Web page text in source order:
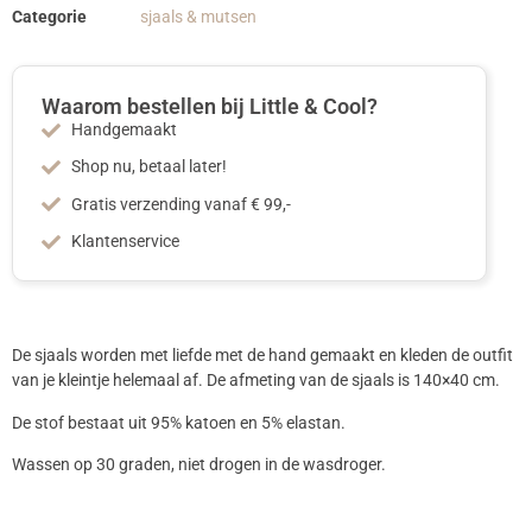
Categorie sjaals & mutsen
Waarom bestellen bij Little & Cool?
Handgemaakt
Shop nu, betaal later!
Gratis verzending vanaf € 99,-
Klantenservice
De sjaals worden met liefde met de hand gemaakt en kleden de outfit
van je kleintje helemaal af. De afmeting van de sjaals is 140×40 cm.
De stof bestaat uit 95% katoen en 5% elastan.
Wassen op 30 graden, niet drogen in de wasdroger.